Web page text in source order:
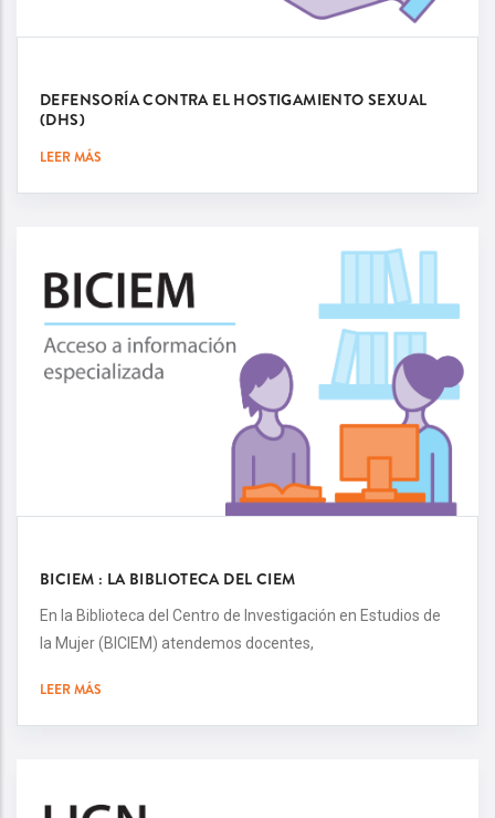
DEFENSORÍA CONTRA EL HOSTIGAMIENTO SEXUAL
(DHS)
LEER MÁS
BICIEM : LA BIBLIOTECA DEL CIEM
En la Biblioteca del Centro de Investigación en Estudios de
la Mujer (BICIEM) atendemos docentes,
LEER MÁS